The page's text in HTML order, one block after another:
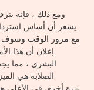
ومع ذلك ، فإنه
يشعر أن أساس
مع مرور الوقت وسوف
إعلان أن هذا
البشري ، مما
الصلابة هي